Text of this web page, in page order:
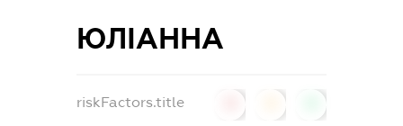
ЮЛІАННА
riskFactors.title